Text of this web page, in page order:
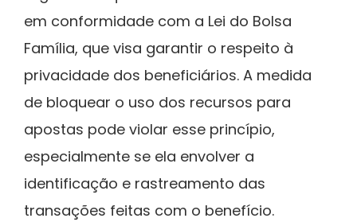
em conformidade com a Lei do Bolsa
Família, que visa garantir o respeito à
privacidade dos beneficiários. A medida
de bloquear o uso dos recursos para
apostas pode violar esse princípio,
especialmente se ela envolver a
identificação e rastreamento das
transações feitas com o benefício.